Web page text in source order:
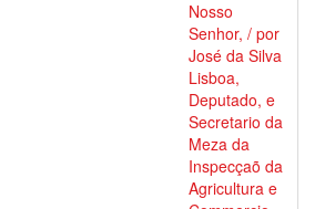
Nosso
Senhor, / por
José da Silva
Lisboa,
Deputado, e
Secretario da
Meza da
Inspecçaõ da
Agricultura e